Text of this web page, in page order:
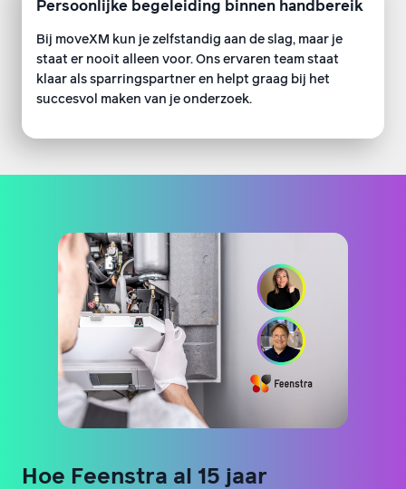
Persoonlijke begeleiding binnen handbereik
Bij moveXM kun je zelfstandig aan de slag, maar je
staat er nooit alleen voor. Ons ervaren team staat
klaar als sparringspartner en helpt graag bij het
succesvol maken van je onderzoek.
Hoe Feenstra al 15 jaar